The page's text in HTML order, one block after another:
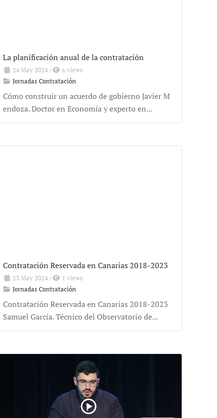
La planificación anual de la contratación
24 May 2024/
6 views
Jornadas Contratación
Cómo construir un acuerdo de gobierno Javier M
endoza. Doctor en Economía y experto en...
Contratación Reservada en Canarias 2018-2023
23 May 2024/
1 views
Jornadas Contratación
Contratación Reservada en Canarias 2018-2023
Samuel García. Técnico del Observatorio de...